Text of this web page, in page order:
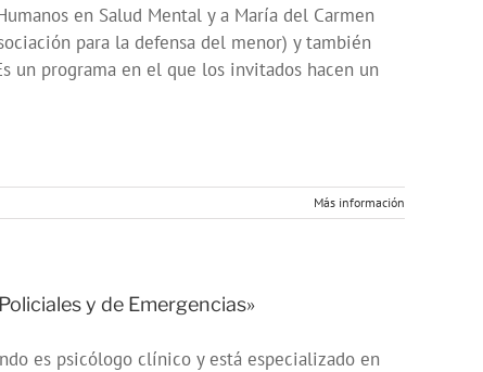
en Salud Mental y a María del Carmen
para la defensa del menor) y también
un programa en el que los invitados hacen un
Más información
y de Emergencias»
es psicólogo clínico y está especializado en